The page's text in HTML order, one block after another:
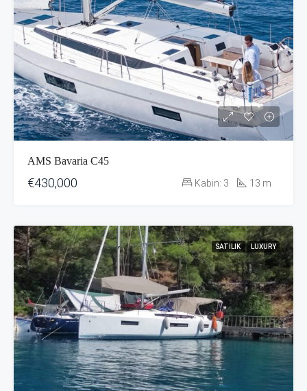
AMS Bavaria C45
€430,000 Kabin: 3 13 m
SATILIK LUXURY